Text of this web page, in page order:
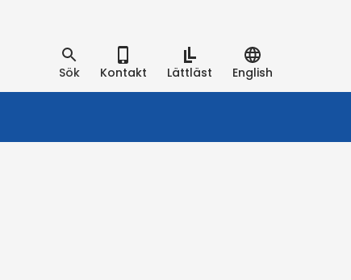
Sök Kontakt Lättläst English